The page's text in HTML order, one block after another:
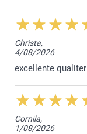
Christa,
4/08/2026
excellente qualiter
Cornila,
1/08/2026